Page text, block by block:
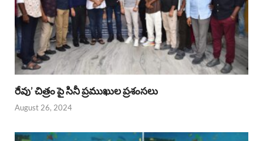
రేవు’ చిత్రం పై సినీ ప్రముఖుల ప్రశంసలు
August 26, 2024